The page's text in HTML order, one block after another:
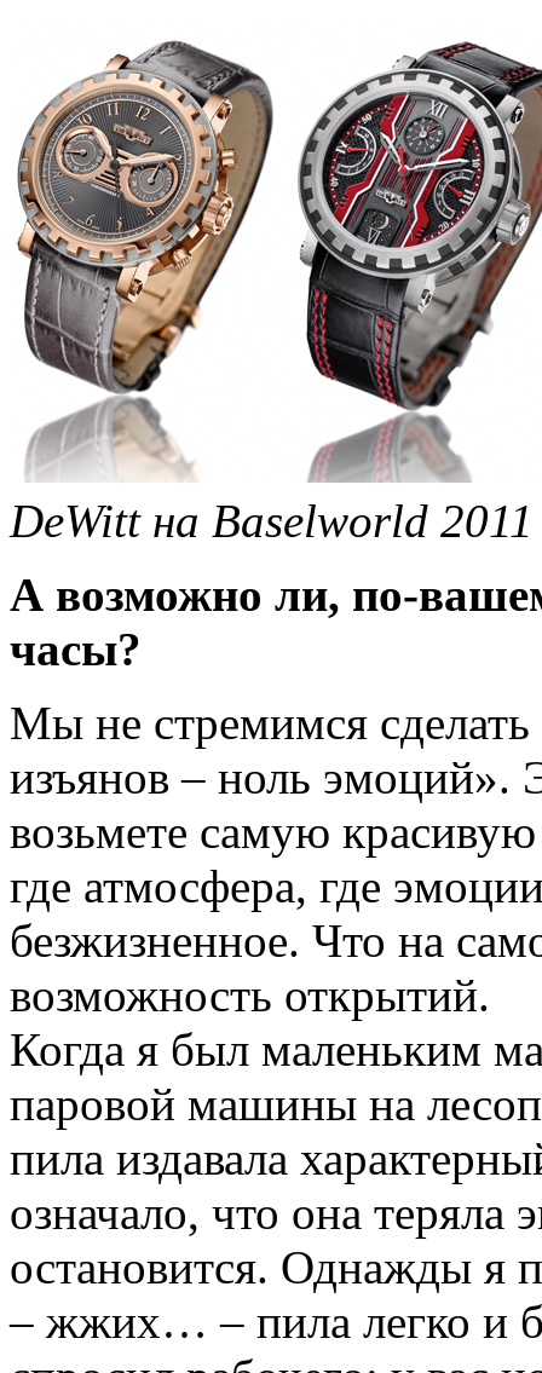
DeWitt на Baselworld 2011
А возможно ли, по-
часы?
Мы не стремимся
изъянов – ноль эмоций».
возьмете самую
где атмосфера, где
безжизненное. Что на
возможность открытий.
Когда я был маленьким
паровой машины на
пила издавала
означало, что она теряла
остановится. Однажды я
– жжих… – пила легко и